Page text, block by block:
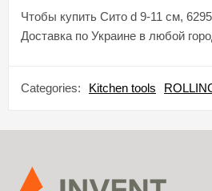
Чтобы купить Сито d 9-11 см,
Доставка по Украине в любой
Categories: Kitchen tools